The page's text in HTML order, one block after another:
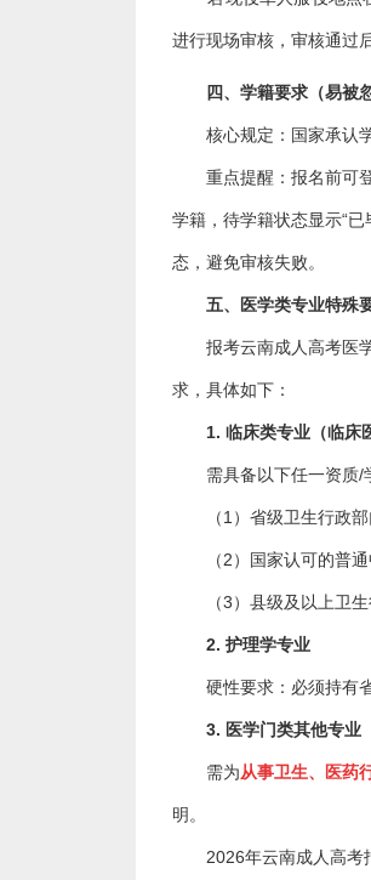
进行现场审核，审核通过
四、学籍要求（易被
核心规定：国家承认学
重点提醒：报名前可登
学籍，待学籍状态显示“
态，避免审核失败。
五、医学类专业特殊
报考云南成人高考医学
求，具体如下：
1. 临床类专业（临床
需具备以下任一资质/
（1）省级卫生行政部
（2）国家认可的普通
（3）县级及以上卫生
2. 护理学专业
硬性要求：必须持有省
3. 医学门类其他专业
需为从事卫生、医药
明。
2026年云南成人高考